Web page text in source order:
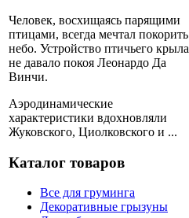
Человек, восхищаясь парящими
птицами, всегда мечтал покорить
небо. Устройство птичьего крыла
не давало покоя Леонардо Да
Винчи.
Аэродинамические
характеристики вдохновляли
Жуковского, Циолковского и ...
Каталог товаров
Все для груминга
Декоративные грызуны